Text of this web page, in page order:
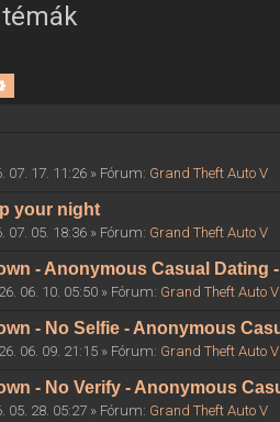
07. 17. 11:26 » Fórum: Grand Theft Auto V
your night
07. 05. 18:36 » Fórum: Grand Theft Auto V
- Anonymous Casual Dating
06. 10. 05:50 » Fórum: Grand Theft Auto V
- No Selfie - Anonymous
06. 09. 21:15 » Fórum: Grand Theft Auto V
- No Verify - Anonymous
05. 28. 05:27 » Fórum: Grand Theft Auto V